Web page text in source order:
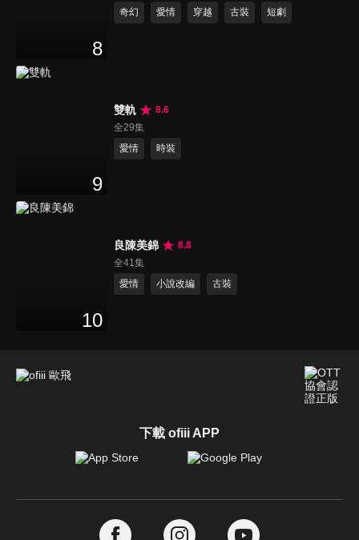
8
奇幻
愛情 穿越 古裝 短劇
9
雙軌
8.6
全29集
愛情
時裝
10
良陳美錦
8.8
全41集
愛情
小說改編 古裝
下載 ofiii APP